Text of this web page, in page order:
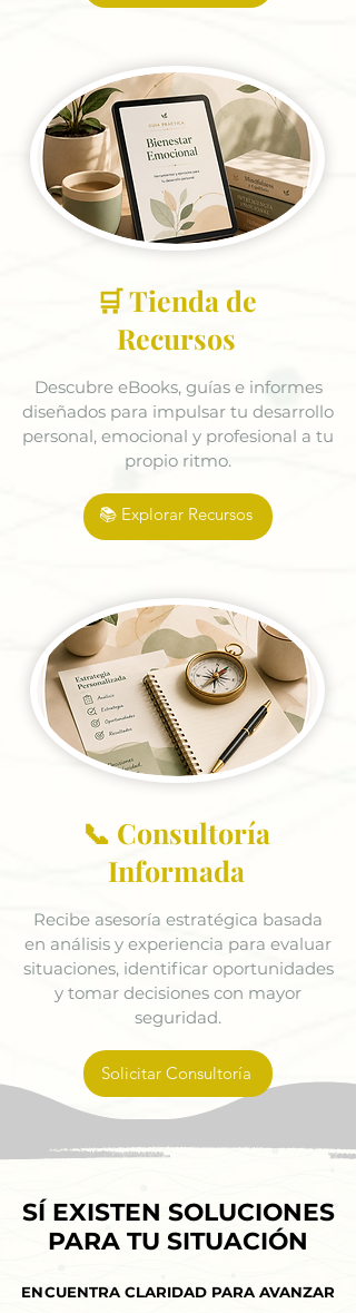
🛒 Tienda de
Recursos
Descubre eBooks, guías e informes
diseñados para impulsar tu desarrollo
personal, emocional y profesional a tu
propio ritmo.
📚 Explorar Recursos
📞 Consultoría
Informada
Recibe asesoría estratégica basada
en análisis y experiencia para evaluar
situaciones, identificar oportunidades
y tomar decisiones con mayor
seguridad.
Solicitar Consultoría
SÍ EXISTEN SOLUCIONES
PARA TU SITUACIÓN
SÍ EXISTEN SOLUCIONES
PARA TU SITUACIÓN
ENCUENTRA CLARIDAD PARA AVANZAR
ENCUENTRA CLARIDAD PARA AVANZAR